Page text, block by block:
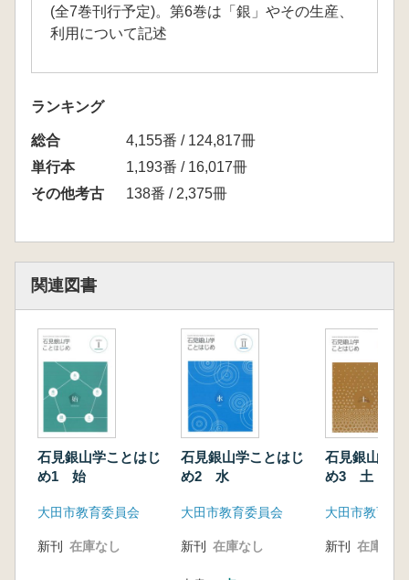
(全7巻刊行予定)。第6巻は「銀」やその生産、
利用について記述
ランキング
総合
4,155番 / 124,817冊
単行本
1,193番 / 16,017冊
その他考古
138番 / 2,375冊
関連図書
石見銀山学ことはじ
め1 始
大田市教育委員会
新刊 在庫なし
石見銀山学ことはじ
め2 水
大田市教育委員会
新刊 在庫なし
石見銀山学
め3 土
大田市教育委
新刊 在庫なし